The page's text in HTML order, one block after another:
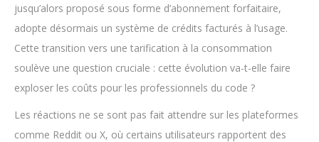
jusqu’alors proposé sous forme d’abonnement forfaitaire,
adopte désormais un système de crédits facturés à l’usage.
Cette transition vers une tarification à la consommation
soulève une question cruciale : cette évolution va-t-elle faire
exploser les coûts pour les professionnels du code ?
Les réactions ne se sont pas fait attendre sur les plateformes
comme Reddit ou X, où certains utilisateurs rapportent des